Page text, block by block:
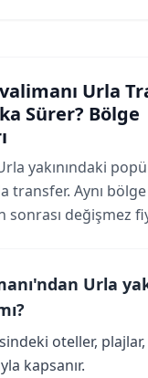
Urla
Sürer? Bölge
Urla yakınındaki
transfer. Aynı bölge
sonrası değişmez
Urla
oteller,
kapsanır.